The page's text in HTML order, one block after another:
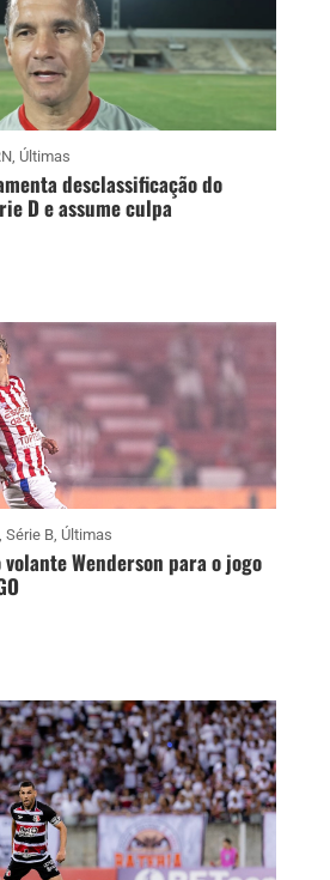
, Últimas
desclassificação do
D e assume culpa
Série B, Últimas
Wenderson para o jogo